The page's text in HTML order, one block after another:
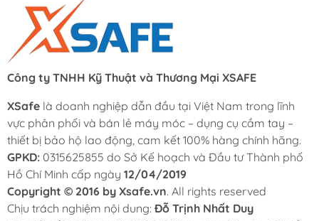
Công ty TNHH Kỹ Thuật và Thương Mại XSAFE
XSafe là doanh nghiệp dẫn đầu tại Việt Nam trong lĩnh
vực phân phối và bán lẻ máy móc – dụng cụ cầm tay –
thiết bị bảo hộ lao động, cam kết 100% hàng chính hãng.
GPKD: 0315625855 do Sở Kế hoạch và Đầu tư Thành phố
Hồ Chí Minh cấp ngày 12/04/2019
Copyright © 2016 by Xsafe.vn. All rights reserved
Chịu trách nghiệm nội dung: Đỗ Trịnh Nhất Duy